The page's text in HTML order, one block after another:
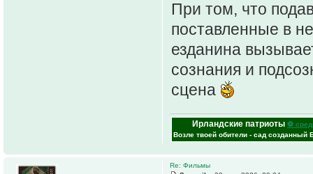
При том, что
поставленные в
езданина
сознания и
сцена
Ирландские патриоты ⚽
Возле твоей обители - сад созданный
Re: Фильмы